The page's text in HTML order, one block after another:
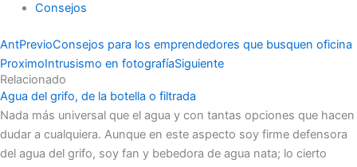
Consejos
AntPrevioConsejos para los emprendedores que busquen oficina
ProximoIntrusismo en fotografíaSiguiente
Relacionado
Agua del grifo, de la botella o filtrada
Nada más universal que el agua y con tantas opciones que hacen
dudar a cualquiera. Aunque en este aspecto soy firme defensora
del agua del grifo, soy fan y bebedora de agua nata; lo cierto